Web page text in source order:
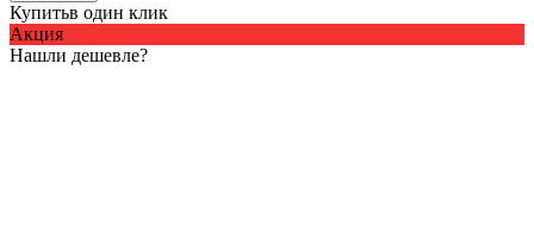
Купитьв один клик
Акция
Нашли дешевле?